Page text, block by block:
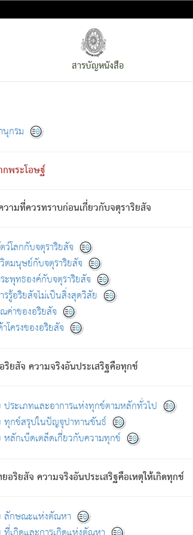
สารบัญหนังสือ
นุกรม
พระโอษฐ์
ามที่ควรทราบก่อนเกี่ยวกับจตุราริยสัจ
โลกกับจตุราริยสัจ
ตมนุษย์กับจตุราริยสัจ
พุทธองค์กับจตุราริยสัจ
รู้อริยสัจไม่เป็นสิ่งสุดวิสัย
ค่าของอริยสัจ
โครงของอริยสัจ
ยสัจ ความจริงอันประเสริฐคือทุกข์
ระเภทและอาการแห่งทุกข์ตามหลักทั่วไป
ทุกข์สรุปในปัญจุปาทานขันธ์
ลักเบ็ดเตล็ดเกี่ยวกับความทุกข์
ริยสัจ ความจริงอันประเสริฐคือเหตุให้เกิดทุกข์
ลักษณะแห่งตัณหา
กล่าวซึ่งโรค (ความเสียดแทง) นั้นโดยความเป็นตัวเป็
ตามที่เป็นจริง) โดยประการอื่นจากที่เขาสำคัญนั้น
นอย่างอื่น (จากที่มันเป็นอยู่จริง) จึงได้เพลิดเพลิน
: เขากลัวต่อสิ่งใดสิ่งนั้นเป็นทุกข์
งภพ.
ามีได้เพราะภพ เรากล่าวว่า สมณะหรือพราห
ภพ ว่ามีได้เพราะวิภพ[2]
: เรากล่าวว่า สมณะหรื
ทุกข์จึงไม่มี.
น่นบังหนาแล้ว; และว่า สัตว์ผู้ยินดีในภพอันเป็น
น์โดยประการทั้งปวง; ภพทั้งหลายทั้งหมดนั้น ไม่เที่
ย่างนี้อยู่; เขาย่อมละภวตัณหาได้ และไม่เพลิดเพ
ราะความสิ้นไปแห่งตัณหาโดยประการทั้งปวง นั้
วามยึดมั่น
งภพทั้งหลายทั้งปวงได้แล้ว เป็นผู้คงที่ (คือไม่เปลี่
ป็นที่ตรัสรู้ เมื่อตรัสรู้แล้วได้ 7 วัน)
ษาก็พึงตรวจสอบกับตัวเล่มหนังสือต้นฉบับ ที่มีการพิมพ์ค